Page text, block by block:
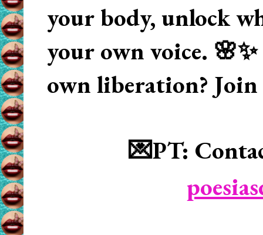
your body, unlock
your own voice.
own liberation? Join
💌PT: